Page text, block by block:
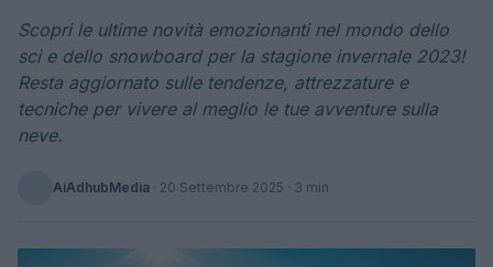
Scopri le ultime novità emozionanti nel mondo dello
sci e dello snowboard per la stagione invernale 2023!
Resta aggiornato sulle tendenze, attrezzature e
tecniche per vivere al meglio le tue avventure sulla
neve.
AiAdhubMedia · 20 Settembre 2025 · 3 min